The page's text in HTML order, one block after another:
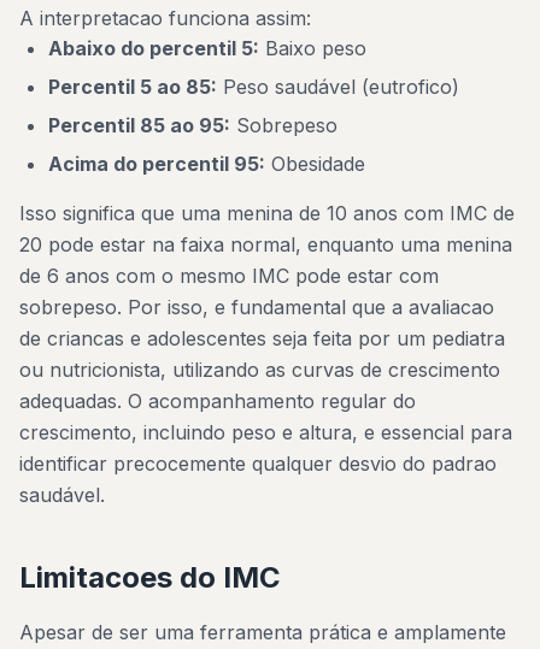
A interpretacao funciona assim:
Abaixo do percentil 5: Baixo peso
Percentil 5 ao 85: Peso saudável (eutrofico)
Percentil 85 ao 95: Sobrepeso
Acima do percentil 95: Obesidade
Isso significa que uma menina de 10 anos com IMC de
20 pode estar na faixa normal, enquanto uma menina
de 6 anos com o mesmo IMC pode estar com
sobrepeso. Por isso, e fundamental que a avaliacao
de criancas e adolescentes seja feita por um pediatra
ou nutricionista, utilizando as curvas de crescimento
adequadas. O acompanhamento regular do
crescimento, incluindo peso e altura, e essencial para
identificar precocemente qualquer desvio do padrao
saudável.
Limitacoes do IMC
Apesar de ser uma ferramenta prática e amplamente